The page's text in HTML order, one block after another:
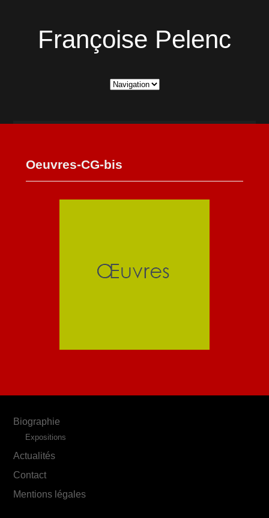
Françoise Pelenc
Oeuvres-CG-bis
Biographie
Expositions
Actualités
Contact
Mentions légales